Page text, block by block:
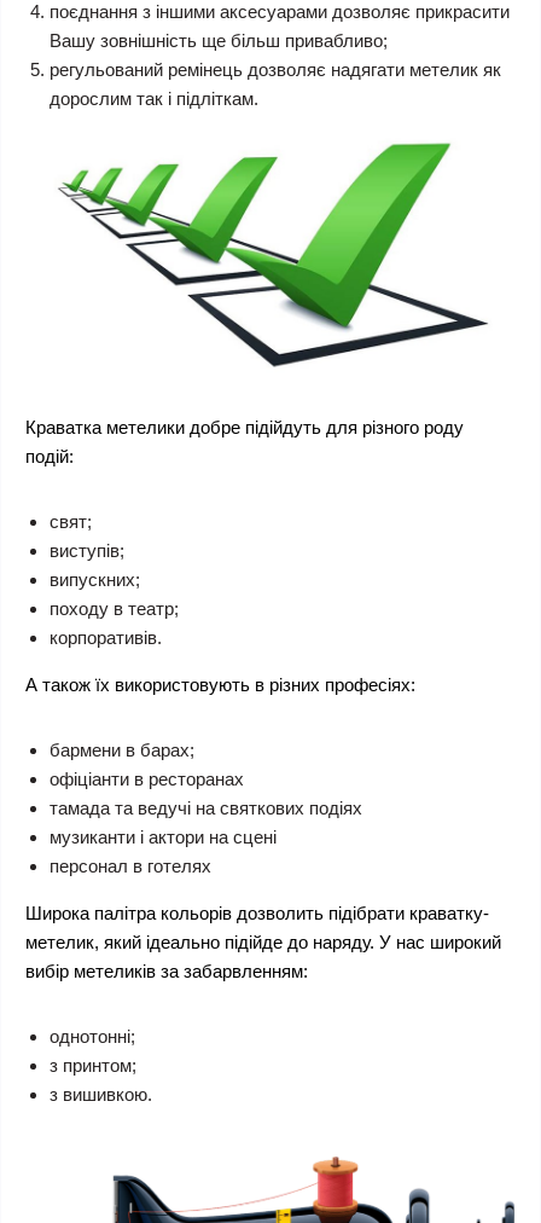
поєднання з іншими аксесуарами дозволяє прикрасити
Вашу зовнішність ще більш привабливо;
регульований ремінець дозволяє надягати метелик як
дорослим так і підліткам.
Краватка метелики добре підійдуть для різного роду
подій:
свят;
виступів;
випускних;
походу в театр;
корпоративів.
А також їх використовують в різних професіях:
бармени в барах;
офіціанти в ресторанах
тамада та ведучі на святкових подіях
музиканти і актори на сцені
персонал в готелях
Широка палітра кольорів дозволить підібрати краватку-
метелик, який ідеально підійде до наряду. У нас широкий
вибір метеликів за забарвленням:
однотонні;
з принтом;
з вишивкою.